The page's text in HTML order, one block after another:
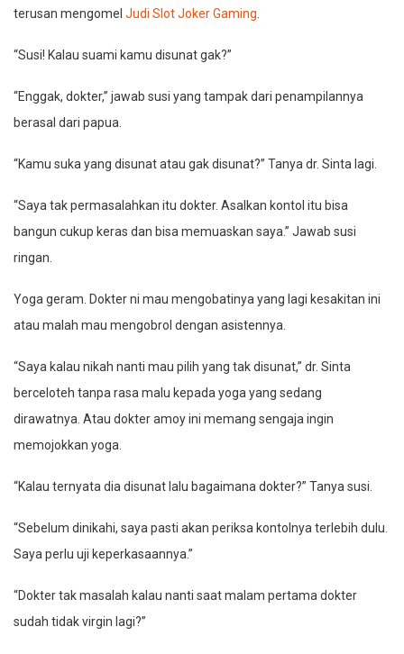
terusan mengomel Judi Slot Joker Gaming
“Susi! Kalau suami kamu disunat gak?”
“Enggak, dokter,” jawab susi yang tampak dari penampilannya
berasal dari papua.
“Kamu suka yang disunat atau gak disunat?” Tanya dr. Sinta lagi.
“Saya tak permasalahkan itu dokter. Asalkan kontol itu bisa
bangun cukup keras dan bisa memuaskan saya.” Jawab susi
ringan.
Yoga geram. Dokter ni mau mengobatinya yang lagi kesakitan ini
atau malah mau mengobrol dengan asistennya.
“Saya kalau nikah nanti mau pilih yang tak disunat,” dr. Sinta
berceloteh tanpa rasa malu kepada yoga yang sedang
dirawatnya. Atau dokter amoy ini memang sengaja ingin
memojokkan yoga.
“Kalau ternyata dia disunat lalu bagaimana dokter?” Tanya susi.
“Sebelum dinikahi, saya pasti akan periksa kontolnya terlebih dulu.
Saya perlu uji keperkasaannya.”
“Dokter tak masalah kalau nanti saat malam pertama dokter
sudah tidak virgin lagi?”